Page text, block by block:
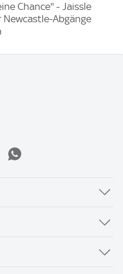
Chance'' - Jaissle
Abgänge